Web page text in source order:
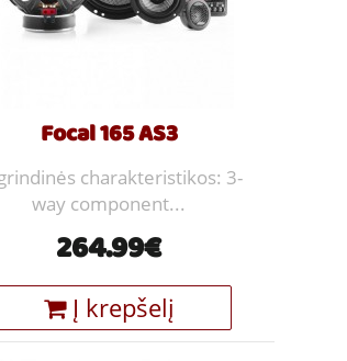
Focal 165 AS3
charakteristikos: 3-
way component...
264.99€
Į krepšelį